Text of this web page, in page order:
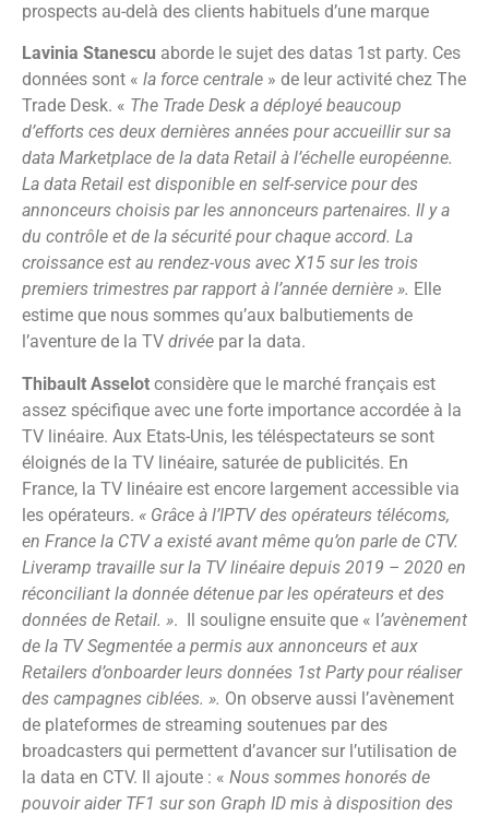
prospects au-delà des clients habituels d’une marque
Lavinia Stanescu aborde le sujet des datas 1st party. Ces
données sont « la force centrale » de leur activité chez The
Trade Desk. « The Trade Desk a déployé beaucoup
d’efforts ces deux dernières années pour accueillir sur sa
data Marketplace de la data Retail à l’échelle européenne.
La data Retail est disponible en self-service pour des
annonceurs choisis par les annonceurs partenaires. Il y a
du contrôle et de la sécurité pour chaque accord. La
croissance est au rendez-vous avec X15 sur les trois
premiers trimestres par rapport à l’année dernière ». Elle
estime que nous sommes qu’aux balbutiements de
l’aventure de la TV drivée par la data.
Thibault Asselot considère que le marché français est
assez spécifique avec une forte importance accordée à la
TV linéaire. Aux Etats-Unis, les téléspectateurs se sont
éloignés de la TV linéaire, saturée de publicités. En
France, la TV linéaire est encore largement accessible via
les opérateurs. « Grâce à l’IPTV des opérateurs télécoms,
en France la CTV a existé avant même qu’on parle de CTV.
Liveramp travaille sur la TV linéaire depuis 2019 – 2020 en
réconciliant la donnée détenue par les opérateurs et des
données de Retail. ». Il souligne ensuite que « l’avènement
de la TV Segmentée a permis aux annonceurs et aux
Retailers d’onboarder leurs données 1st Party pour réaliser
des campagnes ciblées. ». On observe aussi l’avènement
de plateformes de streaming soutenues par des
broadcasters qui permettent d’avancer sur l’utilisation de
la data en CTV. Il ajoute : « Nous sommes honorés de
pouvoir aider TF1 sur son Graph ID mis à disposition des